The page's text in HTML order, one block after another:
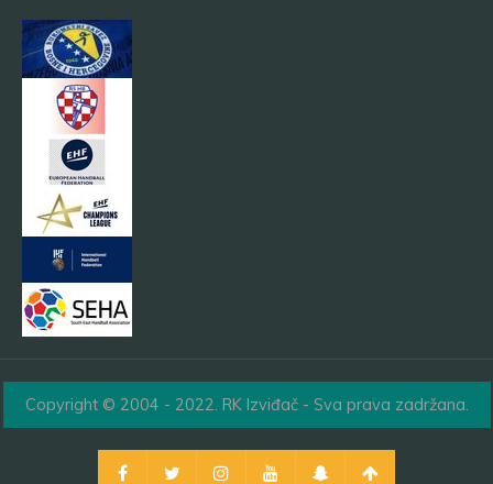
Copyright © 2004 - 2022. RK Izviđač - Sva prava zadržana.